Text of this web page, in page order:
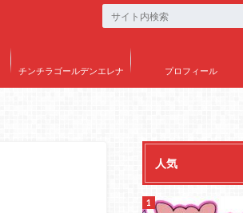
チンチラゴールデンエレナ プロフィール
人気